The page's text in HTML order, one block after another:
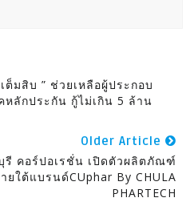
ต็มสิบ ” ช่วยเหลือผู้ประกอบ
หลักประกัน กู้ไม่เกิน 5 ล้าน
Older Article
รี คอร์ปอเรชั่น เปิดตัวผลิตภัณฑ์
ใต้แบรนด์CUphar By CHULA
PHARTECH